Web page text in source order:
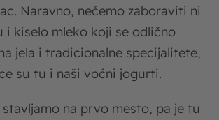
Naravno, nećemo zaboraviti ni
i kiselo mleko koji se odlično
jela i tradicionalne specijalitete,
su tu i naši voćni jogurti.
na prvo mesto, pa je tu